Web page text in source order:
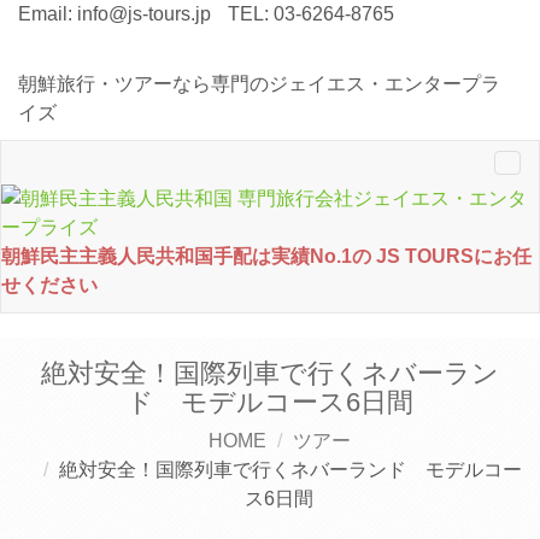
Email: info@js-tours.jp TEL: 03-6264-8765
朝鮮旅行・ツアーなら専門のジェイエス・エンタープラ
イズ
朝鮮民主主義人民共和国手配は実績No.1の JS TOURSにお任
せください
絶対安全！国際列車で行くネバーラン
ド モデルコース6日間
HOME
ツアー
絶対安全！国際列車で行くネバーランド モデルコー
ス6日間